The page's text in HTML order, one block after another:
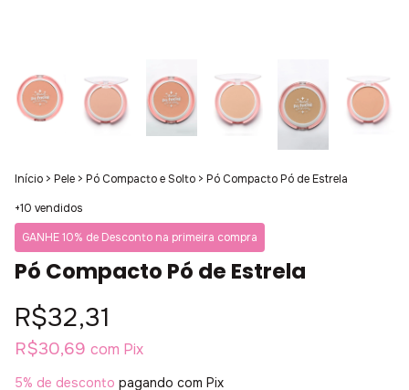
Início > Pele > Pó Compacto e Solto > Pó Compacto Pó de Estrela
+10 vendidos
GANHE 10% de Desconto na primeira compra
Pó Compacto Pó de Estrela
R$32,31
R$30,69 com Pix
5% de desconto pagando com Pix